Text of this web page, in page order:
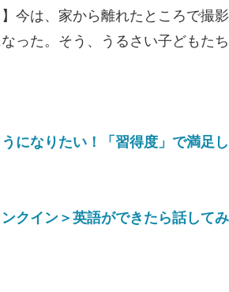
】今は、家から離れたところで撮
った。そう、うるさい子どもた
になりたい！「習得度」で満足
ンクイン＞英語ができたら話して